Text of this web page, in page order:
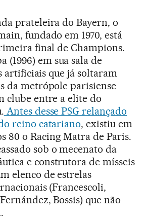
prateleira do Bayern, o
fundado em 1970, está
final de Champions.
(1996) em sua sala de
artificiais que já soltaram
da metrópole parisiense
clube entre a elite do
Antes desse PSG relançado
reino catariano, existiu em
80 o Racing Matra de Paris.
sob o mecenato da
e construtora de mísseis
elenco de estrelas
(Francescoli,
Bossis) que não